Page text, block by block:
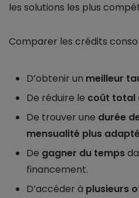
les solutions les plus
Comparer les crédits
D’obtenir un meilleur
De réduire le coût total
De trouver une durée
mensualité plus
De gagner du temps
financement.
D’accéder à plusieurs